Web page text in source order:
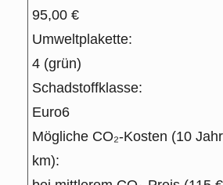
95,00 €
Umweltplakette:
4 (grün)
Schadstoffklasse:
Euro6
Mögliche CO₂-Kosten (10
km):